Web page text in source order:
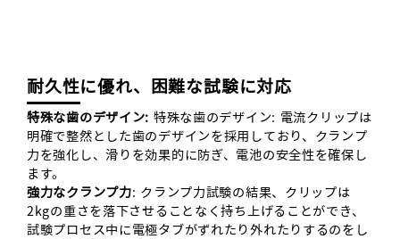
耐久性に優れ、困難な試験に対応
特殊な歯のデザイン: 特殊な歯のデザイン: 電流クリップは
明確で整然とした歯のデザインを採用しており、クランプ
力を強化し、滑りを効果的に防ぎ、電池の安全性を確保し
ます。
強力なクランプ力: クランプ力試験の結果、クリップは
2kgの重さを落下させることなく持ち上げることができ、
試験プロセス中に電極タブがずれたり外れたりするのをし